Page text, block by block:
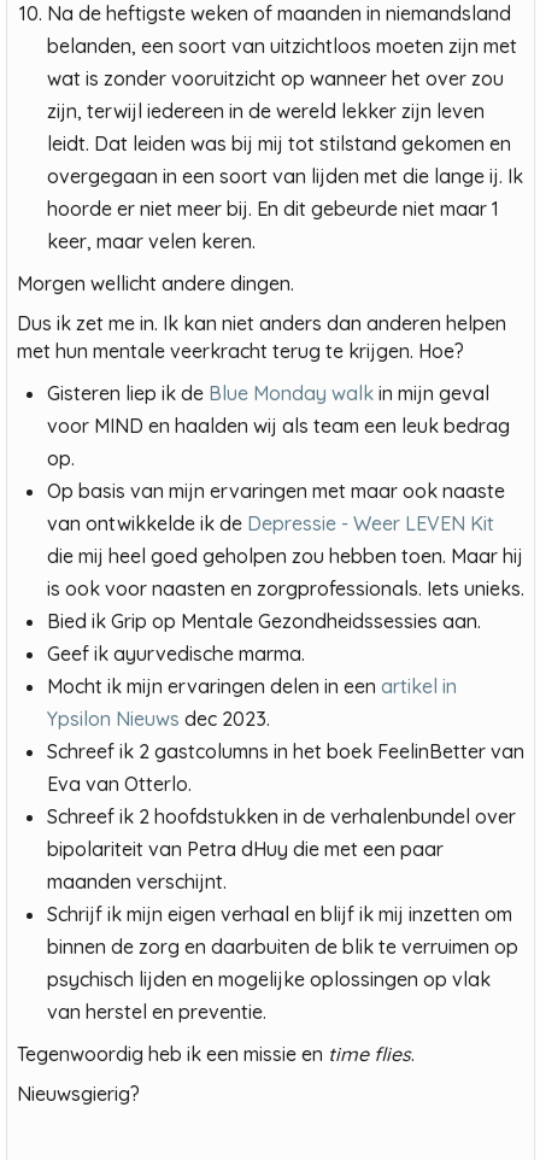
Na de heftigste weken of maanden in niemandsland
belanden, een soort van uitzichtloos moeten zijn met
wat is zonder vooruitzicht op wanneer het over zou
zijn, terwijl iedereen in de wereld lekker zijn leven
leidt. Dat leiden was bij mij tot stilstand gekomen en
overgegaan in een soort van lijden met die lange ij. Ik
hoorde er niet meer bij. En dit gebeurde niet maar 1
keer, maar velen keren.
Morgen wellicht andere dingen.
Dus ik zet me in. Ik kan niet anders dan anderen helpen
met hun mentale veerkracht terug te krijgen. Hoe?
Gisteren liep ik de Blue Monday walk in mijn geval
voor MIND en haalden wij als team een leuk bedrag
op.
Op basis van mijn ervaringen met maar ook naaste
van ontwikkelde ik de Depressie - Weer LEVEN Kit
die mij heel goed geholpen zou hebben toen. Maar hij
is ook voor naasten en zorgprofessionals. Iets unieks.
Bied ik Grip op Mentale Gezondheidssessies aan.
Geef ik ayurvedische marma.
Mocht ik mijn ervaringen delen in een artikel in
Ypsilon Nieuws dec 2023.
Schreef ik 2 gastcolumns in het boek FeelinBetter van
Eva van Otterlo.
Schreef ik 2 hoofdstukken in de verhalenbundel over
bipolariteit van Petra dHuy die met een paar
maanden verschijnt.
Schrijf ik mijn eigen verhaal en blijf ik mij inzetten om
binnen de zorg en daarbuiten de blik te verruimen op
psychisch lijden en mogelijke oplossingen op vlak
van herstel en preventie.
Tegenwoordig heb ik een missie en time flies.
Nieuwsgierig?